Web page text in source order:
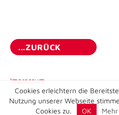
Cookies erleichtern die
Nutzung unserer Webseite
Cookies zu.
OK
...ZURÜCK
Impressum